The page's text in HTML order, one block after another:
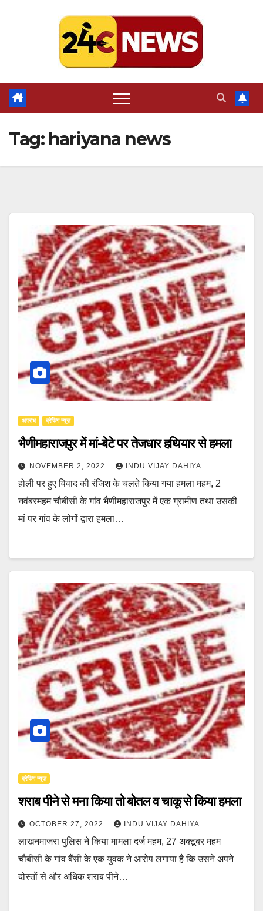
Tag: hariyana news
अपराध ब्रेकिंग न्यूज़
भैणीमहाराजपुर में मां-बेटे पर तेजधार हथियार से हमला
NOVEMBER 2, 2022 INDU VIJAY DAHIYA
होली पर हुए विवाद की रंजिश के चलते किया गया हमला महम, 2
नवंबरमहम चौबीसी के गांव भैणीमहाराजपुर में एक ग्रामीण तथा उसकी
मां पर गांव के लोगों द्वारा हमला…
ब्रेकिंग न्यूज़
शराब पीने से मना किया तो बोतल व चाकू से किया हमला
OCTOBER 27, 2022 INDU VIJAY DAHIYA
लाखनमाजरा पुलिस ने किया मामला दर्ज महम, 27 अक्टूबर महम
चौबीसी के गांव बैंसी के एक युवक ने आरोप लगाया है कि उसने अपने
दोस्तों से और अधिक शराब पीने…